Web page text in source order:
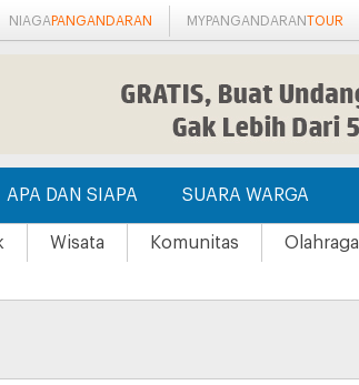
NIAGA PANGANDARAN MYPANGANDARANTOUR
APA DAN SIAPA SUARA WARGA
Wisata Komunitas Olahraga